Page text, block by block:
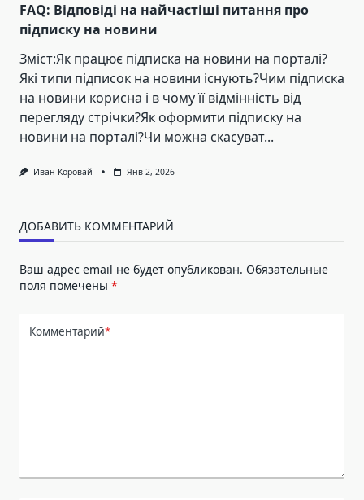
FAQ: Відповіді на найчастіші питання про
підписку на новини
Зміст:Як працює підписка на новини на порталі?
Які типи підписок на новини існують?Чим підписка
на новини корисна і в чому її відмінність від
перегляду стрічки?Як оформити підписку на
новини на порталі?Чи можна скасуват...
Иван Коровай Янв 2, 2026
ДОБАВИТЬ КОММЕНТАРИЙ
Ваш адрес email не будет опубликован. Обязательные
поля помечены *
Комментарий*